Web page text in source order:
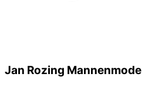
Jan Rozing Mannenmode